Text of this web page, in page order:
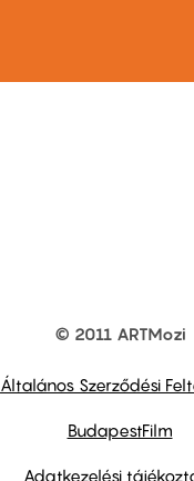
© 2011 ARTMozi
Általános Szerződési
BudapestFilm
Adatkezelési